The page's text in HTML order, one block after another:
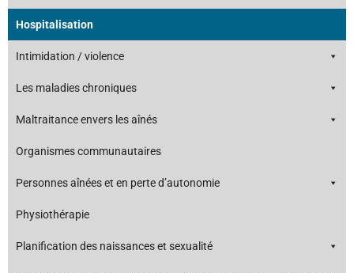
Hospitalisation
Intimidation / violence
Les maladies chroniques
Maltraitance envers les aînés
Organismes communautaires
Personnes aînées et en perte d’autonomie
Physiothérapie
Planification des naissances et sexualité